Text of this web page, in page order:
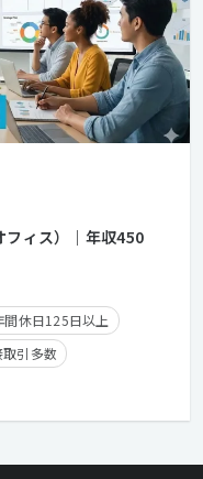
フィス）｜年収450
間休日125日以上
引多数